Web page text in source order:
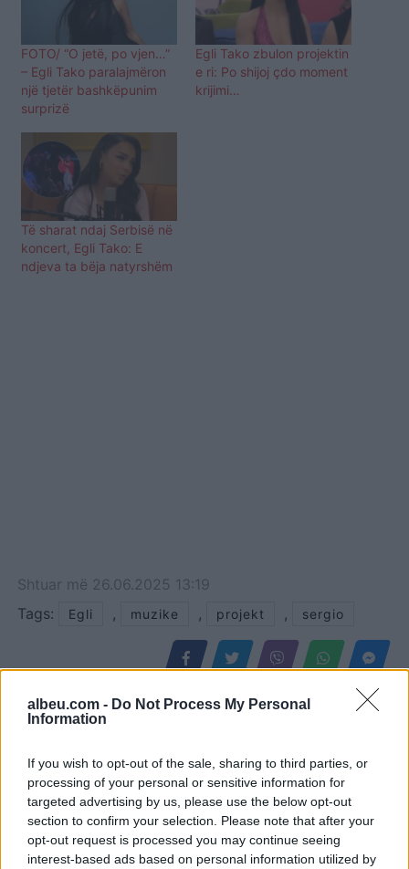
albeu.com - Do Not Process My Personal
Information
If you wish to opt-out of the sale, sharing to third parties, or
processing of your personal or sensitive information for
targeted advertising by us, please use the below opt-out
section to confirm your selection. Please note that after your
opt-out request is processed you may continue seeing
interest-based ads based on personal information utilized by
FOTO/ “O jetë, po vjen…”
– Egli Tako paralajmëron
një tjetër bashkëpunim
surprizë
Egli Tako zbulon projektin
e ri: Po shijoj çdo moment
krijimi…
Të sharat ndaj Serbisë në
koncert, Egli Tako: E
ndjeva ta bëja natyrshëm
Shtuar më 26.06.2025 13:19
Tags:
Egli , muzike , projekt , sergio